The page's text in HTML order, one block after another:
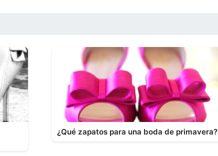
¿Qué zapatos para una boda de primavera?